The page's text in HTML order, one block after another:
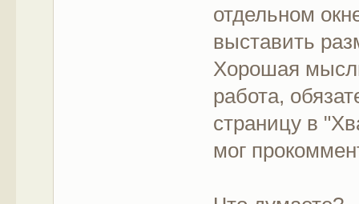
отдельном
выставить
Хорошая
работа,
страницу в
мог